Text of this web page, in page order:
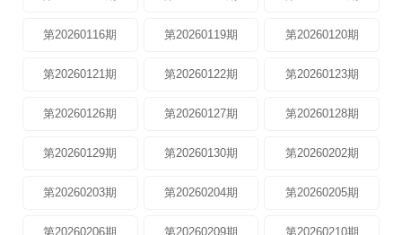
第20260116期 第20260119期 第20260120期
第20260121期 第20260122期 第20260123期
第20260126期 第20260127期 第20260128期
第20260129期 第20260130期 第20260202期
第20260203期 第20260204期 第20260205期
第20260206期 第20260209期 第20260210期